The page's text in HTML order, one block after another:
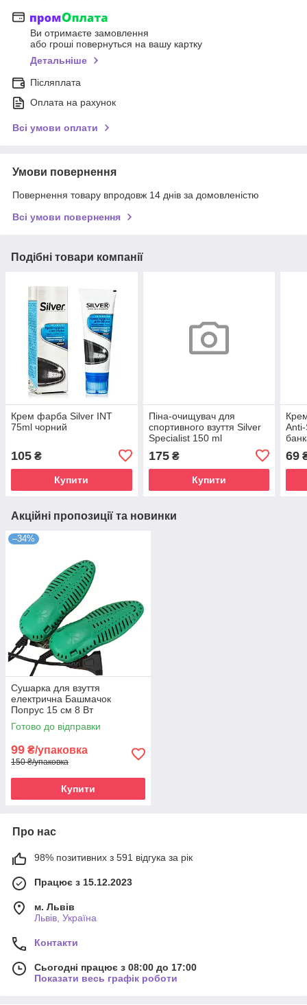
Ви отримаєте замовлення
або гроші повернуться на вашу картку
Детальніше
Післяплата
Оплата на рахунок
Всі умови оплати
Умови повернення
Повернення товару впродовж 14 днів за домовленістю
Всі умови повернення
Подібні товари компанії
Крем фарба Silver INT
75ml чорний
105 ₴
Купити
Піна-очищувач для
спортивного взуття Silver
Specialist 150 ml
175₴
Купити
69
Акційні пропозиції та новинки
–34%
Сушарка для взуття
електрична Башмачок
Попрус 15 см 8 Вт
Готово до відправки
99 ₴/упаковка
150 ₴/упаковка
Купити
Про нас
98% позитивних з 591 відгука за рік
Працює з 15.12.2023
м. Львів
Львів, Україна
Контакти
Сьогодні працює з 08:00 до 17:00
Показати весь графік роботи